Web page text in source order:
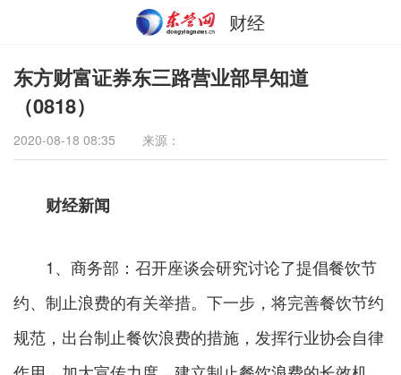
财经
东方财富证券东三路营业部早知道
（0818）
2020-08-18 08:35 来源：
财经新闻
1、商务部：召开座谈会研究讨论了提倡餐饮节
约、制止浪费的有关举措。下一步，将完善餐饮节约
规范，出台制止餐饮浪费的措施，发挥行业协会自律